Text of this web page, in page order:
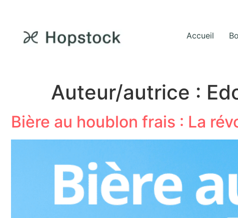
Accueil
Auteur/autrice :
Bière au houblon frais : La